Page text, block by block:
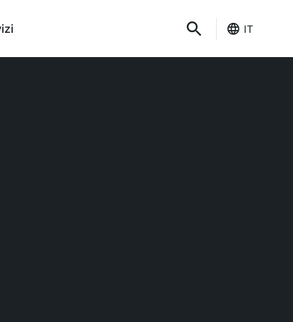
IT